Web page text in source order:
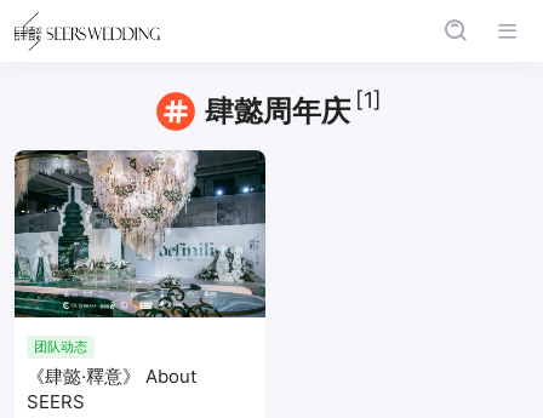
肆懿周年庆 [1]
团队动态
《肆懿·釋意》 About
SEERS